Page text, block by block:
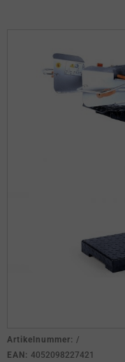
Artikelnummer: /
EAN: 4052098227421